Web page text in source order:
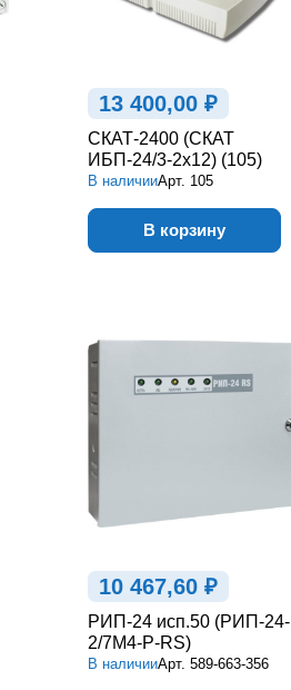
13 400,00 ₽
СКАТ-2400 (СКАТ
ИБП-24/3-2x12) (105)
В наличииАрт. 105
В корзину
10 467,60 ₽
РИП-24 исп.50 (РИП-24-
2/7М4-Р-RS)
В наличииАрт. 589-663-356